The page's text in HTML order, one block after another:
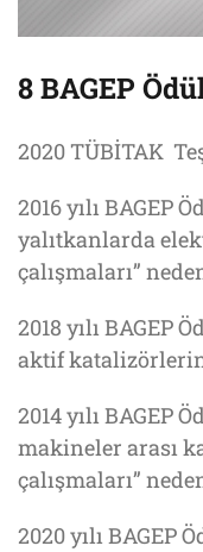
8 BAGEP
2020 TÜBİTAK
2016 yılı BAGEP
yalıtkanlarda
çalışmaları”
2018 yılı BAGEP
aktif
2014 yılı BAGEP
makineler arası
çalışmaları”
2020 yılı BAGEP